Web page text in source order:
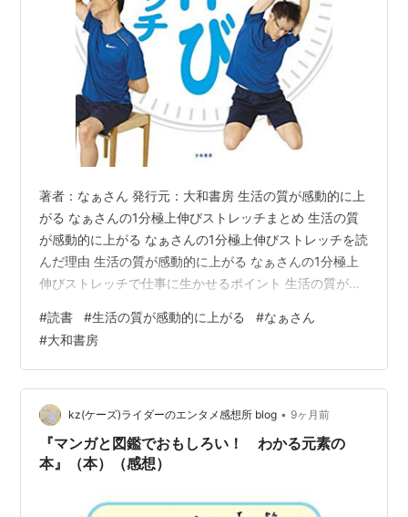
著者：なぁさん 発行元：大和書房 生活の質が感動的に上
がる なぁさんの1分極上伸びストレッチまとめ 生活の質
が感動的に上がる なぁさんの1分極上伸びストレッチを読
んだ理由 生活の質が感動的に上がる なぁさんの1分極上
伸びストレッチで仕事に生かせるポイント 生活の質が感
生活の質が感動的に上がる なぁさんの1分極上伸びストレ
ッチの感想 生活の質が感動的に上がる なぁさんの1分極
上伸びストレッチまとめ やっぱりストレッチが重要。そ
れ以上に運動が重要。 生活の質が感動的に上がる なぁさ
んの1分極上伸びストレッチを読んだ理由 健康に生活した
いので 生…
#読書 #生活の質が感動的に上がる #なぁさん
#大和書房
kz(ケーズ)ライダーのエンタメ感想所 blog • 9ヶ月前
『マンガと図鑑でおもしろい！ わかる元素の
本』（本）（感想）